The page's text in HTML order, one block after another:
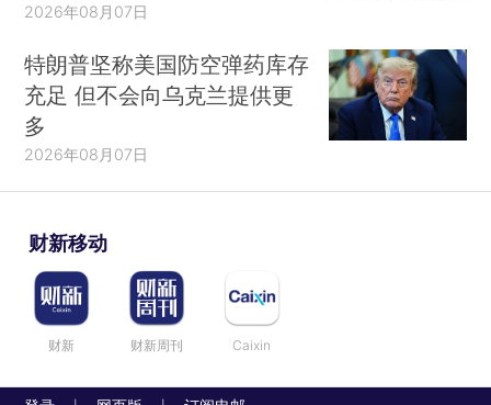
2026年08月07日
特朗普坚称美国防空弹药库存
充足 但不会向乌克兰提供更
多
2026年08月07日
财新移动
财新 财新周刊 Caixin